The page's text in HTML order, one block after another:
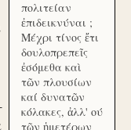
πολιτείαν
ἐπιδεικνύναι ;
Μέχρι τίνος ἔτι
δουλοπρεπεῖς
ἐσόμεθα καὶ
τῶν πλουσίων
καί δυνατῶν
κόλακες, ἀλλ' ού
τῶν ἡμετέρων